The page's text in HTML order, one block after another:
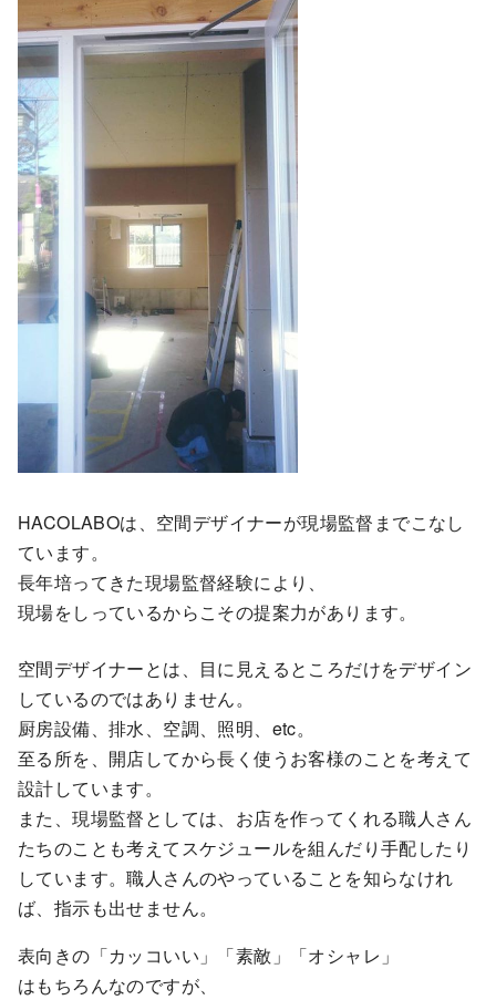
HACOLABOは、空間デザイナーが現場監督までこなし
ています。
長年培ってきた現場監督経験により、
現場をしっているからこその提案力があります。
空間デザイナーとは、目に見えるところだけをデザイン
しているのではありません。
厨房設備、排水、空調、照明、etc。
至る所を、開店してから長く使うお客様のことを考えて
設計しています。
また、現場監督としては、お店を作ってくれる職人さん
たちのことも考えてスケジュールを組んだり手配したり
しています。職人さんのやっていることを知らなけれ
ば、指示も出せません。
表向きの「カッコいい」「素敵」「オシャレ」
はもちろんなのですが、